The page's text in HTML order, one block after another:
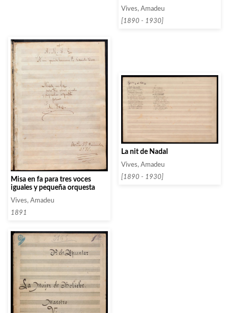
Vives, Amadeu
[1890 - 1930]
Misa en fa para tres voces
iguales y pequeña orquesta
Vives, Amadeu
1891
La nit de Nadal
Vives, Amadeu
[1890 - 1930]